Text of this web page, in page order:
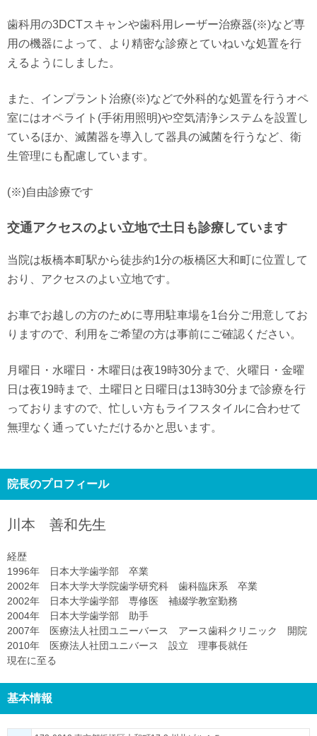
歯科用の3DCTスキャンや歯科用レーザー治療器(※)など専
用の機器によって、より精密な診療とていねいな処置を行
えるようにしました。
また、インプラント治療(※)などで外科的な処置を行うオペ
室にはオペライト(手術用照明)や空気清浄システムを設置し
ているほか、滅菌器を導入して器具の滅菌を行うなど、衛
生管理にも配慮しています。
(※)自由診療です
交通アクセスのよい立地で土日も診療しています
当院は板橋本町駅から徒歩約1分の板橋区大和町に位置して
おり、アクセスのよい立地です。
お車でお越しの方のために専用駐車場を1台分ご用意してお
りますので、利用をご希望の方は事前にご確認ください。
月曜日・水曜日・木曜日は夜19時30分まで、火曜日・金曜
日は夜19時まで、土曜日と日曜日は13時30分まで診療を行
っておりますので、忙しい方もライフスタイルに合わせて
無理なく通っていただけるかと思います。
院長のプロフィール
川本 善和先生
経歴
1996年 日本大学歯学部 卒業
2002年 日本大学大学院歯学研究科 歯科臨床系 卒業
2002年 日本大学歯学部 専修医 補綴学教室勤務
2004年 日本大学歯学部 助手
2007年 医療法人社団ユニーバース アース歯科クリニック 開院
2010年 医療法人社団ユニバース 設立 理事長就任
現在に至る
基本情報